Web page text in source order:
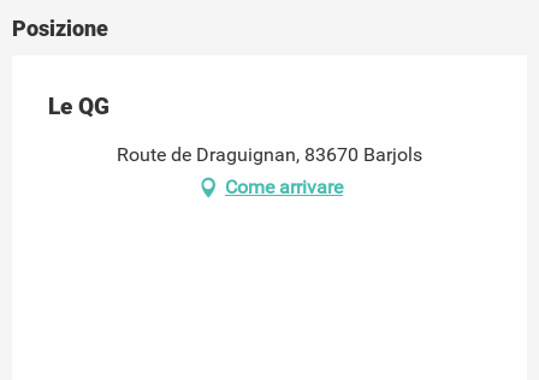
Posizione
Le QG
Route de Draguignan, 83670 Barjols
Come arrivare